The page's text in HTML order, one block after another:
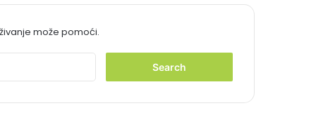
može pomoći.
r